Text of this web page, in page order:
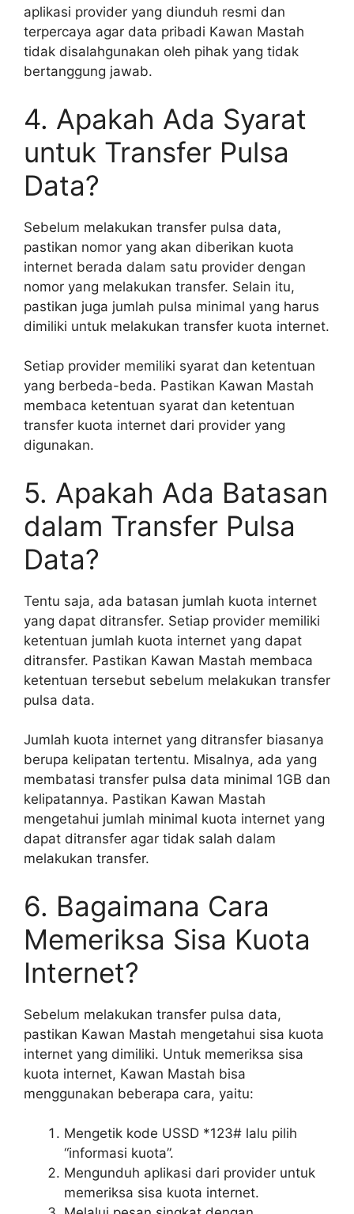
aplikasi provider yang diunduh resmi dan
terpercaya agar data pribadi Kawan Mastah
tidak disalahgunakan oleh pihak yang tidak
bertanggung jawab.
4. Apakah Ada Syarat
untuk Transfer Pulsa
Data?
Sebelum melakukan transfer pulsa data,
pastikan nomor yang akan diberikan kuota
internet berada dalam satu provider dengan
nomor yang melakukan transfer. Selain itu,
pastikan juga jumlah pulsa minimal yang harus
dimiliki untuk melakukan transfer kuota internet.
Setiap provider memiliki syarat dan ketentuan
yang berbeda-beda. Pastikan Kawan Mastah
membaca ketentuan syarat dan ketentuan
transfer kuota internet dari provider yang
digunakan.
5. Apakah Ada Batasan
dalam Transfer Pulsa
Data?
Tentu saja, ada batasan jumlah kuota internet
yang dapat ditransfer. Setiap provider memiliki
ketentuan jumlah kuota internet yang dapat
ditransfer. Pastikan Kawan Mastah membaca
ketentuan tersebut sebelum melakukan transfer
pulsa data.
Jumlah kuota internet yang ditransfer biasanya
berupa kelipatan tertentu. Misalnya, ada yang
membatasi transfer pulsa data minimal 1GB dan
kelipatannya. Pastikan Kawan Mastah
mengetahui jumlah minimal kuota internet yang
dapat ditransfer agar tidak salah dalam
melakukan transfer.
6. Bagaimana Cara
Memeriksa Sisa Kuota
Internet?
Sebelum melakukan transfer pulsa data,
pastikan Kawan Mastah mengetahui sisa kuota
internet yang dimiliki. Untuk memeriksa sisa
kuota internet, Kawan Mastah bisa
menggunakan beberapa cara, yaitu:
Mengetik kode USSD *123# lalu pilih
“informasi kuota”.
Mengunduh aplikasi dari provider untuk
memeriksa sisa kuota internet.